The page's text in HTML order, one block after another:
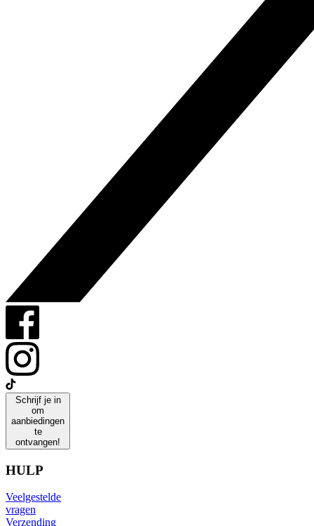
Schrijf je in
om
aanbiedingen
te
ontvangen!
HULP
Veelgestelde
vragen
Verzending